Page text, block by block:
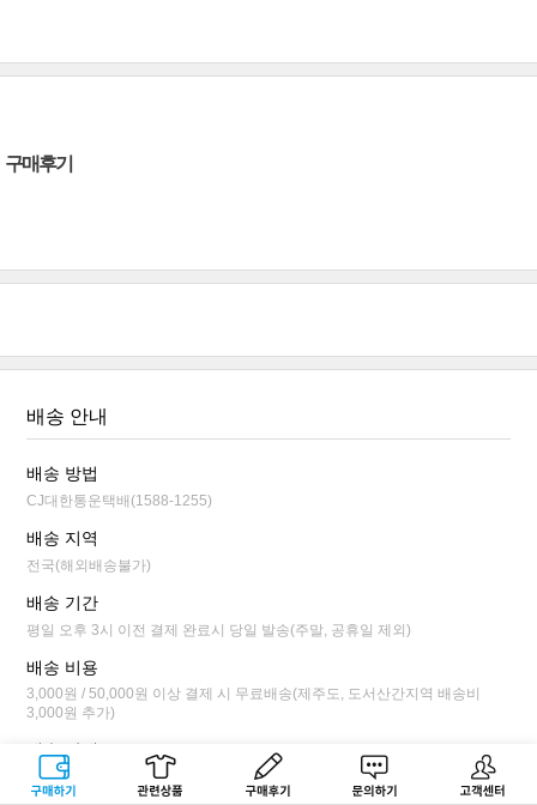
구매하기 관련상품 상품후기 문의하기 고객센터
구매후기
배송 안내
배송 방법
CJ대한통운택배(1588-1255)
배송 지역
전국(해외배송불가)
배송 기간
평일 오후 3시 이전 결제 완료시 당일 발송(주말, 공휴일 제외)
배송 비용
3,000원 / 50,000원 이상 결제 시 무료배송(제주도, 도서산간지역 배송비
3,000원 추가)
배송 안내
평일 오후 3시 이전 결제 완료시 당일 발송됩니다.